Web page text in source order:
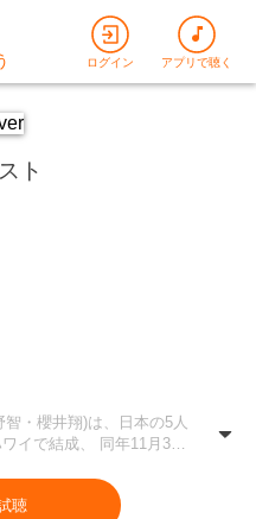
ログイン アプリで聴く
ト
・櫻井翔)は、日本の5人
Blu-ray&DVDセールスや
し、 デビュー20周年を記
聴